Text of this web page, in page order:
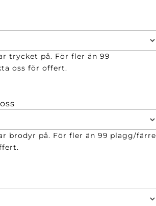
trycket på. För fler än 99
oss för offert.
brodyr på. För fler än 99 plagg/färre